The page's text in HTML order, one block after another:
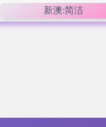
新澳:简洁